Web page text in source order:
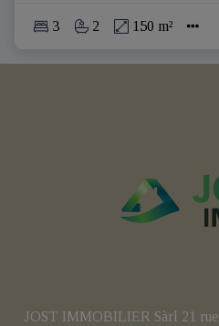
3 2 150 m²
JOST IMMOBILIER Sàrl 21